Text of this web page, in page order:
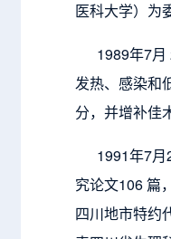
医科大学）为
1989年7月
发热、感染和
分，并增补佳
1991年7月
究论文106 篇
四川地市特约